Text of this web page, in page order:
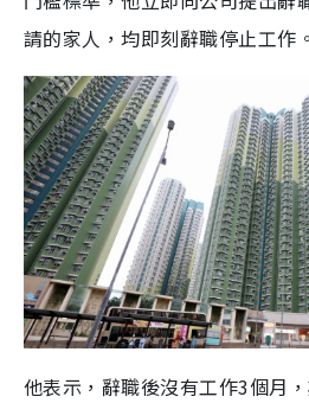
請的家人，均即刻辭職停止工作。
他表示，辭職後沒有工作3個月